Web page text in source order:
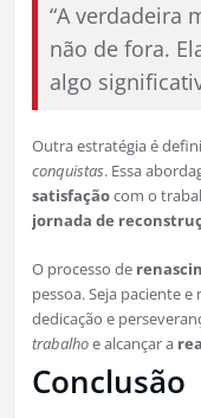
“A verdadeira
não de fora.
algo
Outra estratégia é
conquistas. Essa
satisfaçãocom o
jornada de
O processo de
pessoa. Seja paciente
dedicação e
trabalhoe alcançar a
Conclusão